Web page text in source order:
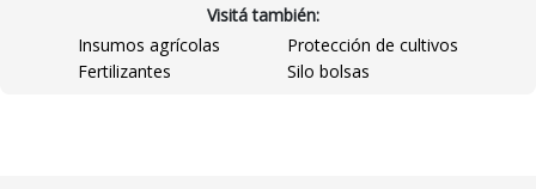
Visitá también:
Insumos agrícolas
Protección de cultivos
Fertilizantes
Silo bolsas